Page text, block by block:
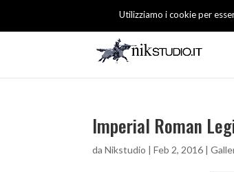
Imperial Roman
daNikstudio |Feb 2, 2016 |
Utilizziamo i cookie per